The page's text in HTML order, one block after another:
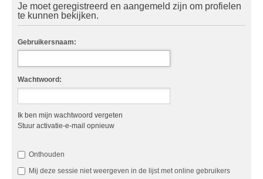
Je moet geregistreerd en aangemeld zijn om profielen
te kunnen bekijken.
Gebruikersnaam:
Wachtwoord:
Ik ben mijn wachtwoord vergeten
Stuur activatie-e-mail opnieuw
Onthouden
Mij deze sessie niet weergeven in de lijst met online gebruikers